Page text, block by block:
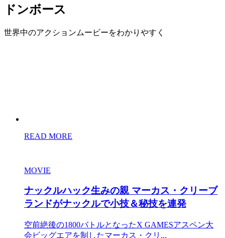
ドンボース
世界中のアクションムービーをわかりやすく
READ MORE
MOVIE
ナックルハック生みの親 マーカス・クリーブ
ランドがナックルで小技＆秘技を連発
空前絶後の1800バトルとなったX GAMESアスペン大
会ビッグエアを制したマーカス・クリ...